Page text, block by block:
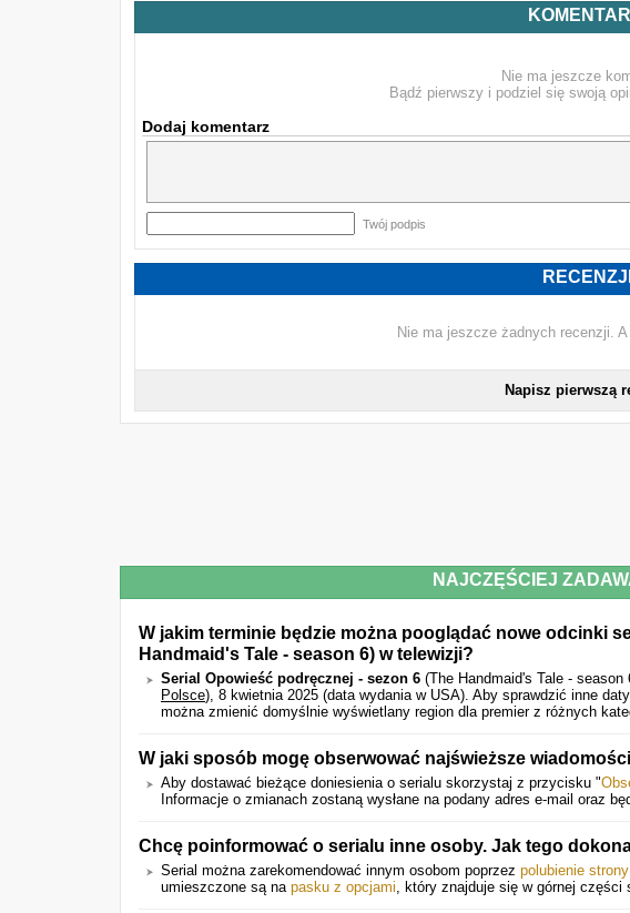
Nie ma jeszcze
Bądź pierwszy i podziel się swoją
Dodaj komentarz
Twój podpis
Nie ma jeszcze żadnych recenzji.
Napisz pierwszą
NAJCZĘŚCIEJ
W jakim terminie będzie można pooglądać nowe odcinki
Handmaid's Tale - season 6) w telewizji?
Serial Opowieść podręcznej - sezon 6 (The Handmaid's Tale -
Polsce), 8 kwietnia 2025 (data wydania w USA). Aby sprawdzić inne
można zmienić domyślnie wyświetlany region dla premier z różnych
W jaki sposób mogę obserwować najświeższe
Aby dostawać bieżące doniesienia o serialu skorzystaj z przycisku "
Informacje o zmianach zostaną wysłane na podany adres e-mail oraz
Chcę poinformować o serialu inne osoby. Jak tego
Serial można zarekomendować innym osobom poprzez polubienie
umieszczone są na pasku z opcjami, który znajduje się w górnej części